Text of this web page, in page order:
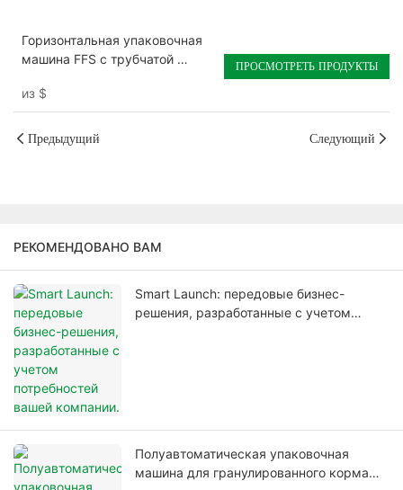
Горизонтальная упаковочная
машина FFS с трубчатой ​​
заполнение и запечатывание
из $
ПРОСМОТРЕТЬ ПРОДУКТЫ
Предыдущий Следующий
РЕКОМЕНДОВАНО ВАМ
Smart Launch: передовые бизнес-
решения, разработанные с учетом
Полуавтоматическая упаковочная
машина для гранулированного корма